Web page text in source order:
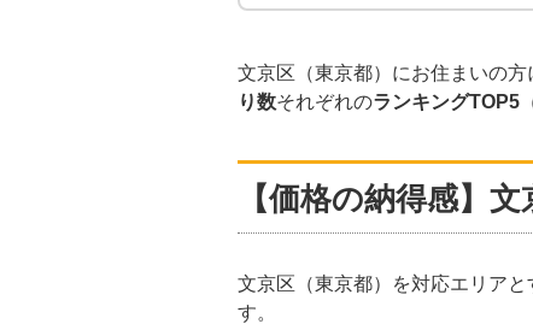
文京区（東京都）にお住まいの
り数それぞれのランキングTOP5
【価格の納得感】
文京区（東京都）を対応エリア
す。